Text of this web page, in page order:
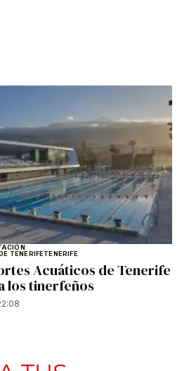
TENERIFETENERIFE
Acuáticos de Tenerife
los tinerfeños